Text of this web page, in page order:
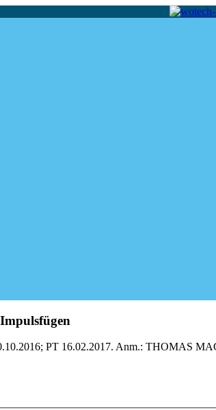
PT 16.02.2017. Anm.: THOMAS